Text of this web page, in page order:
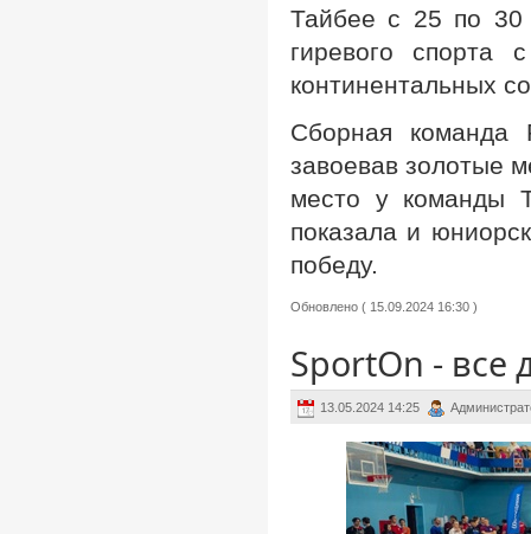
Тайбее с 25 по 30
гиревого спорта
континентальных
Сборная команда
завоевав золотые
место у команды
показала и
победу.
Обновлено ( 15.09.2024 16:30 )
SportOn - все
13.05.2024 14:25